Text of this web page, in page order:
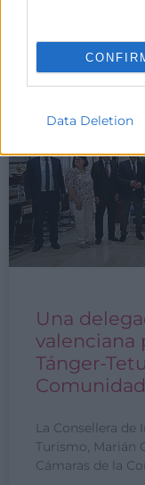
Data Deletion
Una
valenciana
Tánger-
La Consellera
Turismo, Marián
Cámaras de la